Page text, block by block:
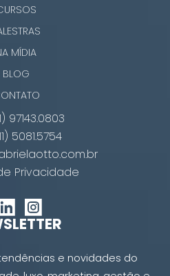
MÍDIA
BLOG
97143.0803
5081.5754
Privacidade
e novidades do